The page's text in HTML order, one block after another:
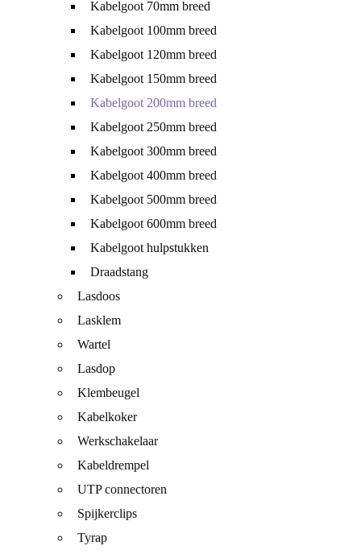
Kabelgoot 70mm breed
Kabelgoot 100mm breed
Kabelgoot 120mm breed
Kabelgoot 150mm breed
Kabelgoot 200mm breed
Kabelgoot 250mm breed
Kabelgoot 300mm breed
Kabelgoot 400mm breed
Kabelgoot 500mm breed
Kabelgoot 600mm breed
Kabelgoot hulpstukken
Draadstang
Lasdoos
Lasklem
Wartel
Lasdop
Klembeugel
Kabelkoker
Werkschakelaar
Kabeldrempel
UTP connectoren
Spijkerclips
Tyrap